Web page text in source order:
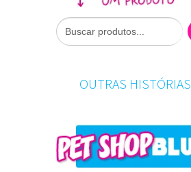
Search
for:
OUTRAS HISTÓRIAS